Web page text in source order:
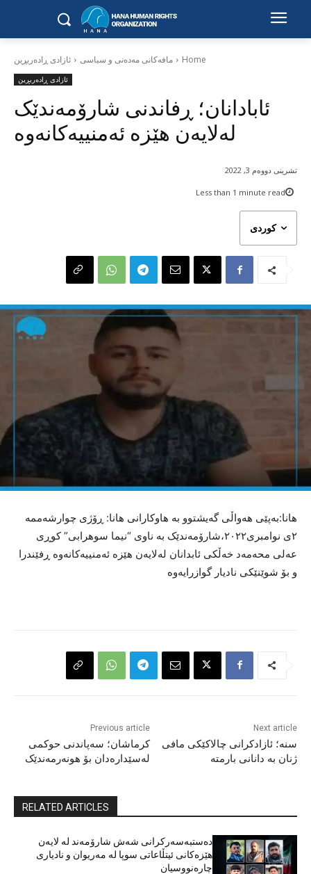
Home مافەکانی مەدەنی و سیاسی ئازادی ڕادەربڕین
ئازادی ڕادەربڕین
ئابادانان؛ ڕفاندنی شارۆمەندێک
لەلایەن هێزە ئەمنییەکانەوە
تشرینی دووەم 3, 2022
Less than 1 minute read
کوردی
هانا:بەپێی هەواڵی گەیشتوو بە هاوکارانی هانا: ڕۆژی چوارشەممە
٢ی نوامبری٢٠٢٢،شارۆمەندێک بە ناوی “نیما سوهرابی” کوڕی
عەلی محەمەد خەڵکی ئابدانان لەلایەن هێزە ئەمنییەکانەوە ڕفێندرا
و بۆ شوێنێکی نادیار گوازرایەوە
Previous article
کرماشان؛ سەپاندنی حوکمی
لەسێدارەدان بۆ هونەرمەندێک
Next article
سنە؛ ئازادکرانی چالاکێکی مافی
ژنان بە دانانی بارمتە
RELATED ARTICLES
دەستبەسەرکرانی شەش شارۆمەند لە لایەن
هێزەکانی ئیتڵاعاتی سوپا لە مەریوان و نادیاری
چارەنووسیان